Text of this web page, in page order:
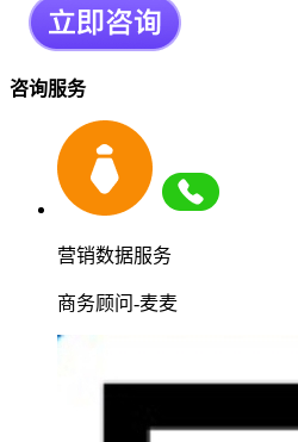
咨询服务
营销数据服务
商务顾问-麦麦